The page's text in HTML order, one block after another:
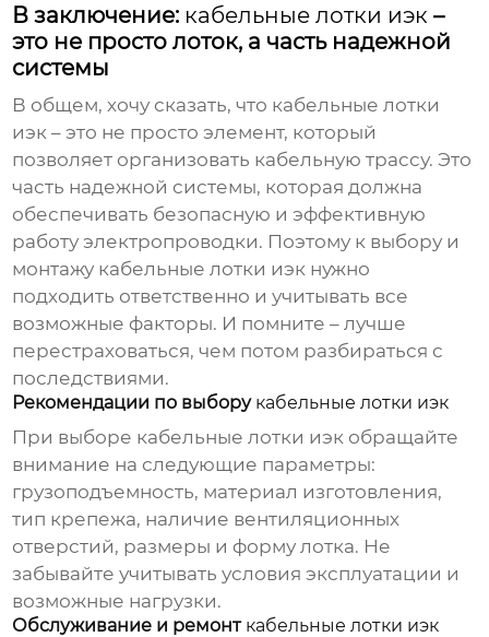
В заключение: кабельные лотки иэк –
это не просто лоток, а часть надежной
системы
В общем, хочу сказать, что кабельные лотки
иэк – это не просто элемент, который
позволяет организовать кабельную трассу. Это
часть надежной системы, которая должна
обеспечивать безопасную и эффективную
работу электропроводки. Поэтому к выбору и
монтажу кабельные лотки иэк нужно
подходить ответственно и учитывать все
возможные факторы. И помните – лучше
перестраховаться, чем потом разбираться с
последствиями.
Рекомендации по выбору кабельные лотки иэк
При выборе кабельные лотки иэк обращайте
внимание на следующие параметры:
грузоподъемность, материал изготовления,
тип крепежа, наличие вентиляционных
отверстий, размеры и форму лотка. Не
забывайте учитывать условия эксплуатации и
возможные нагрузки.
Обслуживание и ремонт кабельные лотки иэк